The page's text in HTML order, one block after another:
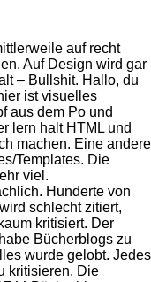
auf recht
Auf Design wird gar
– Bullshit. Hallo, du
ist visuelles
aus dem Po und
lern halt HTML und
machen. Eine andere
Templates. Die
viel.
Hunderte von
schlecht zitiert,
kritisiert. Der
Bücherblogs zu
wurde gelobt. Jedes
kritisieren. Die